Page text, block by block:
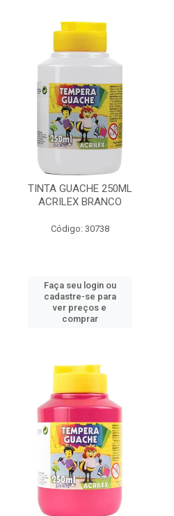
TINTA GUACHE 250ML
ACRILEX BRANCO
Código: 30738
Faça seu login ou
cadastre-se para
ver preços e
comprar